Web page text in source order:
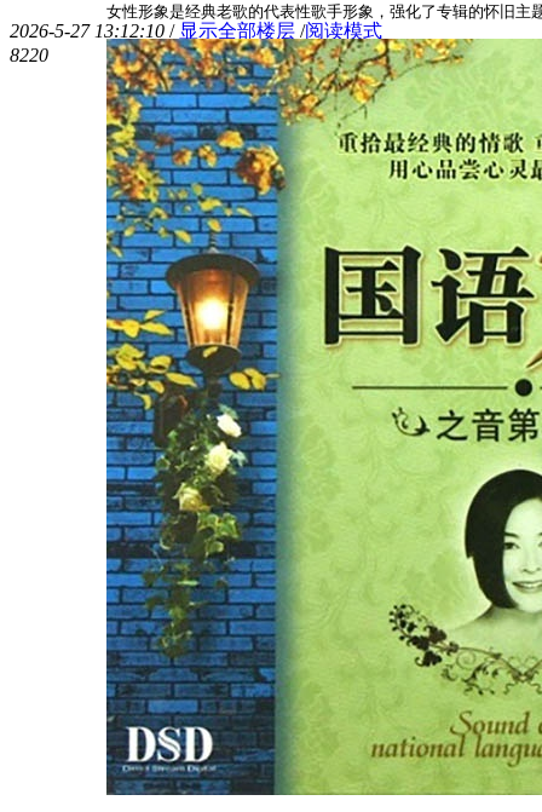
2026-5-27 13:12:10 / 显示全部楼层 /阅读模式
8220
女性形象是经典老歌的代表性歌手形象，强化了专辑的怀旧主